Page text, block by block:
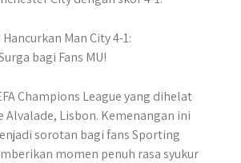
m
Champions League yang dihelat
Alvalade, Lisbon. Kemenangan ini
sorotan bagi fans Sporting
momen penuh rasa syukur